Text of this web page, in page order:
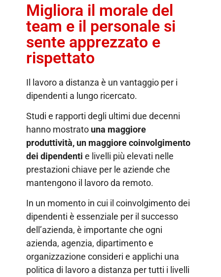
Migliora il morale del
team e il personale si
sente apprezzato e
rispettato
Il lavoro a distanza è un vantaggio per i
dipendenti a lungo ricercato.
Studi e rapporti degli ultimi due decenni
hanno mostrato una maggiore
produttività, un maggiore coinvolgimento
dei dipendenti e livelli più elevati nelle
prestazioni chiave per le aziende che
mantengono il lavoro da remoto.
In un momento in cui il coinvolgimento dei
dipendenti è essenziale per il successo
dell’azienda, è importante che ogni
azienda, agenzia, dipartimento e
organizzazione consideri e applichi una
politica di lavoro a distanza per tutti i livelli